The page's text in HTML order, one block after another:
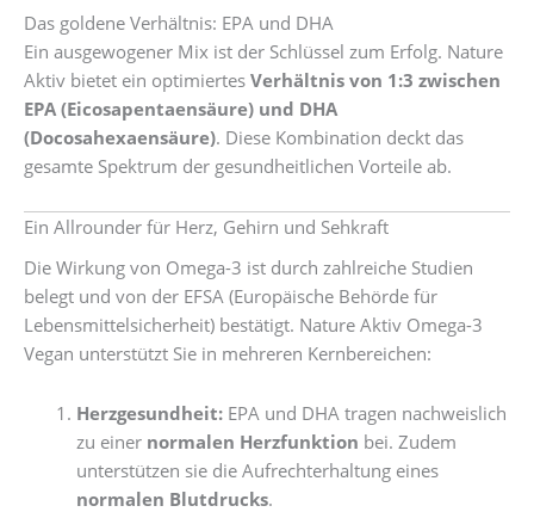
Das goldene Verhältnis: EPA und DHA
Ein ausgewogener Mix ist der Schlüssel zum Erfolg. Nature
Aktiv bietet ein optimiertes Verhältnis von 1:3 zwischen
EPA (Eicosapentaensäure) und DHA
(Docosahexaensäure). Diese Kombination deckt das
gesamte Spektrum der gesundheitlichen Vorteile ab.
Ein Allrounder für Herz, Gehirn und Sehkraft
Die Wirkung von Omega-3 ist durch zahlreiche Studien
belegt und von der EFSA (Europäische Behörde für
Lebensmittelsicherheit) bestätigt. Nature Aktiv Omega-3
Vegan unterstützt Sie in mehreren Kernbereichen:
Herzgesundheit:EPA und DHA tragen nachweislich
zu einer normalen Herzfunktion bei. Zudem
unterstützen sie die Aufrechterhaltung eines
normalen Blutdrucks.